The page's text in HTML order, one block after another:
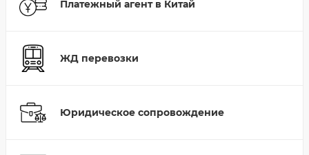
Платежный агент в Китай
ЖД перевозки
Юридическое сопровождение